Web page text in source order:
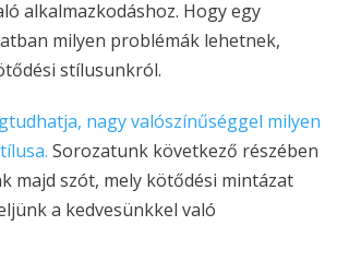
alkalmazkodáshoz. Hogy egy
milyen problémák lehetnek,
stílusunkról.
nagy valószínűséggel milyen
Sorozatunk következő részében
majd szót, mely kötődési mintázat
a kedvesünkkel való